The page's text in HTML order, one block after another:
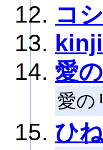
コ
愛
愛の
ひ